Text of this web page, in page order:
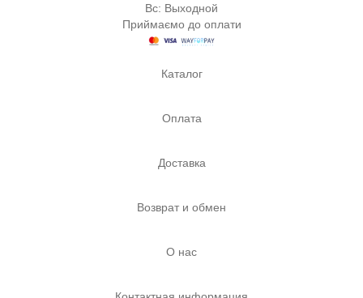
Вс: Выходной
Приймаємо до оплати
Каталог
Оплата
Доставка
Возврат и обмен
О нас